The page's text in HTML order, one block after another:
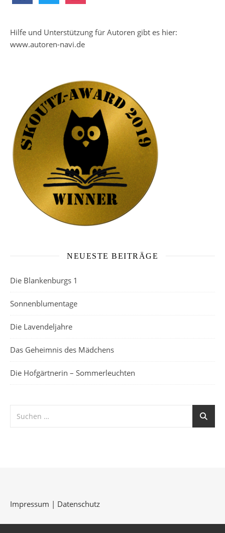
Hilfe und Unterstützung für Autoren gibt es hier:
www.autoren-navi.de
NEUESTE BEITRÄGE
Die Blankenburgs 1
Sonnenblumentage
Die Lavendeljahre
Das Geheimnis des Mädchens
Die Hofgärtnerin – Sommerleuchten
Impressum | Datenschutz